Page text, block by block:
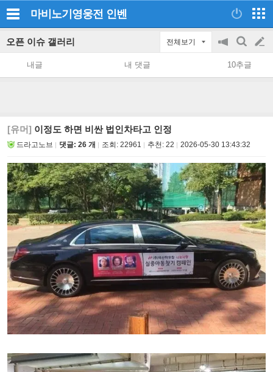
마비노기영웅전 인벤
오픈 이슈 갤러리 전체보기
공
지
on/off
검
색
글
쓰
내글 내 댓글 10추글
[유머] 이정도 하면 비싼 법인차타고 인정
드라고노브 댓글: 26 개 조회: 22961 추천: 22 2026-05-30 13:43:32